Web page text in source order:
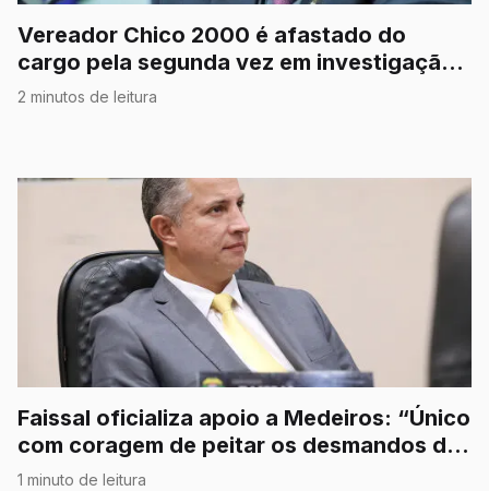
Vereador Chico 2000 é afastado do
cargo pela segunda vez em investigação
por corrupção
2 minutos de leitura
Faissal oficializa apoio a Medeiros: “Único
com coragem de peitar os desmandos do
STF”
1 minuto de leitura